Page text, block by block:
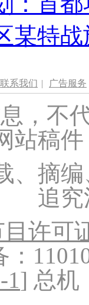
某特
联系我们 | 广告服务
，不
站稿
、摘
追
许可
1] 总机